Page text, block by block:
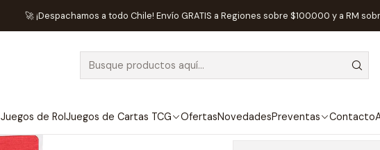
Juegos de RolJuegos de Cartas TCG OfertasNovedadesPreventas Contacto
🚀 ¡Despachamos a todo Chile! Envío GRATIS a Regiones sobre $100.000 y a RM
Inicio Juegos de Mesa Editorial Salta Pal Lao Misión Marte -
AGOTADO Misión Marte -
Agregar a la lista de